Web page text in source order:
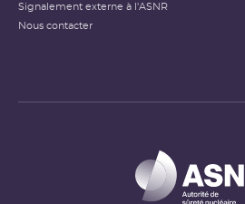
Signalement externe à l'ASNR
Nous contacter